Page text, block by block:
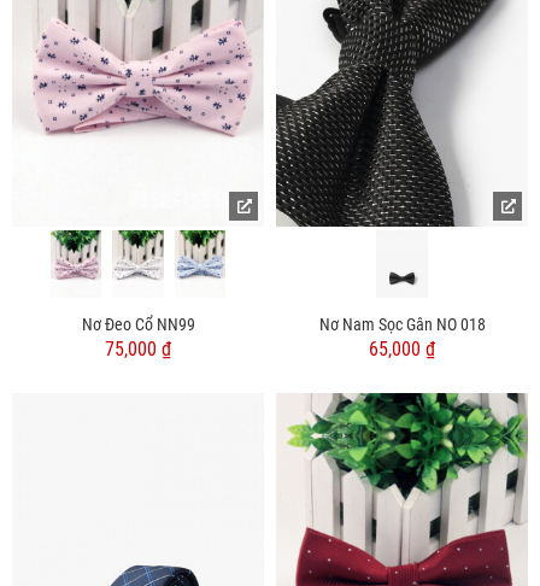
Nơ Đeo Cổ NN99
75,000 ₫
Nơ Nam Sọc Gân NO 018
65,000 ₫